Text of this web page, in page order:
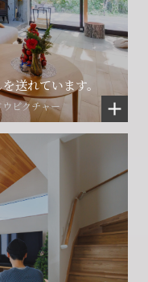
送れています。
ピクチャー
ついての
わせ
の
こちら
関する
わせ